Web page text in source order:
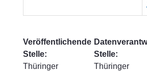
Veröffentlichende
Stelle:
Thüringer
Stelle:
Thüringer